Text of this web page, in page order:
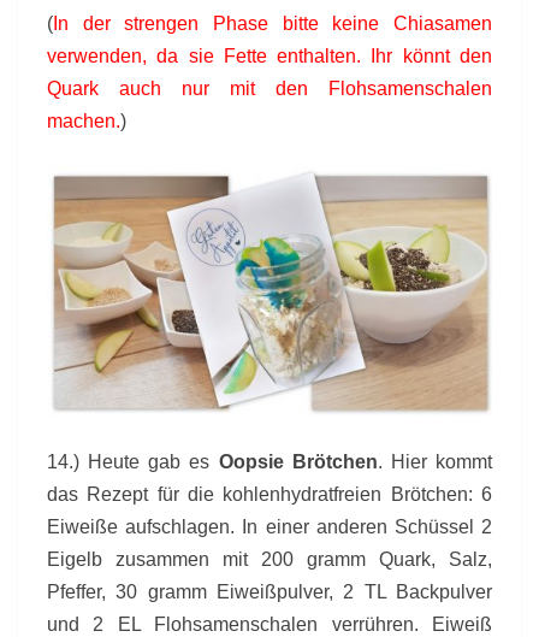
( In der strengen Phase bitte keine Chiasamen
verwenden, da sie Fette enthalten. Ihr könnt den
Quark auch nur mit den Flohsamenschalen
machen.)
14.) Heute gab es ‪‎Oopsie‬ Brötchen. Hier kommt
das Rezept für die kohlenhydratfreien Brötchen: 6
Eiweiße aufschlagen. In einer anderen Schüssel 2
Eigelb zusammen mit 200 gramm Quark, Salz,
Pfeffer, 30 gramm Eiweißpulver, 2 TL Backpulver
und 2 EL Flohsamenschalen verrühren. Eiweiß